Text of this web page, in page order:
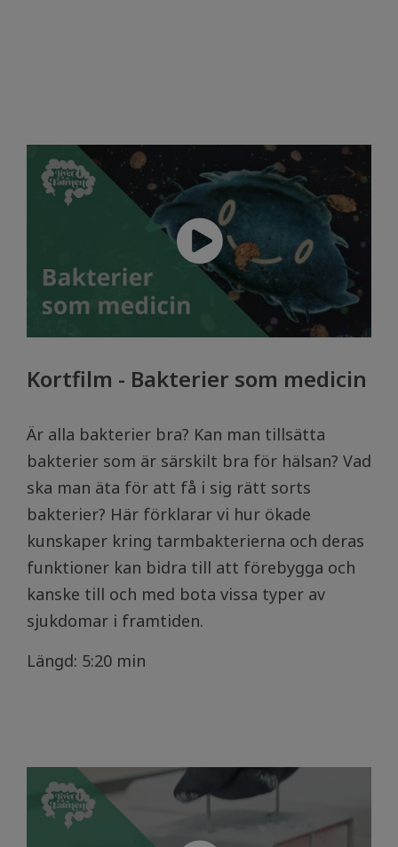
Kortfilm - Bakterier som medicin
Är alla bakterier bra? Kan man tillsätta
bakterier som är särskilt bra för hälsan? Vad
ska man äta för att få i sig rätt sorts
bakterier? Här förklarar vi hur ökade
kunskaper kring tarmbakterierna och deras
funktioner kan bidra till att förebygga och
kanske till och med bota vissa typer av
sjukdomar i framtiden.
Längd: 5:20 min